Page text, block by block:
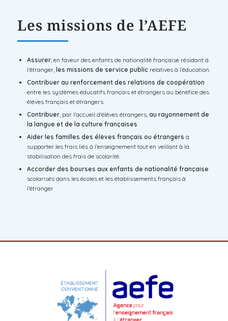
Les missions de l’AEFE
Assurer, en faveur des enfants de nationalité française résidant à
l’étranger, les missions de service publicrelatives à l’éducation.
Contribuer au renforcement des relations de coopération
entre les systèmes éducatifs français et étrangers au bénéfice des
élèves français et étrangers.
Contribuer, par l’accueil d’élèves étrangers, au rayonnement de
la langue et de la culture françaises
Aider les familles des élèves français ou étrangers à
supporter les frais liés à l’enseignement tout en veillant à la
stabilisation des frais de scolarité.
Accorder des bourses aux enfants de nationalité française
scolarisés dans les écoles et les établissements français à
l’étranger